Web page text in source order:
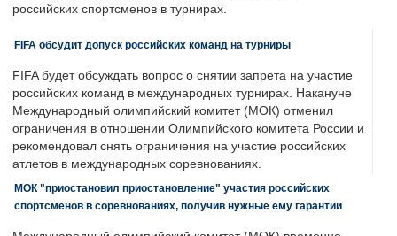
российских спортсменов в турнирах.
FIFA обсудит допуск российских команд на турниры
FIFA будет обсуждать вопрос о снятии запрета на участие
российских команд в международных турнирах. Накануне
Международный олимпийский комитет (МОК) отменил
ограничения в отношении Олимпийского комитета России и
рекомендовал снять ограничения на участие российских
атлетов в международных соревнованиях.
МОК "приостановил приостановление" участия российских
спортсменов в соревнованиях, получив нужные ему гарантии